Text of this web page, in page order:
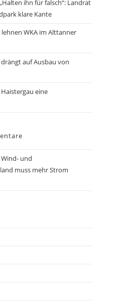
ihn für falsch“: Landrat
klare Kante
WKA im Alttanner
auf Ausbau von
eine
und
muss mehr Strom